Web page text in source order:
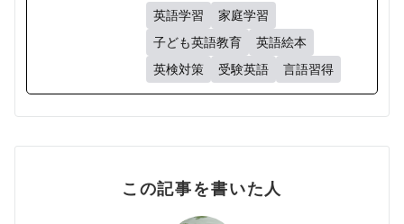
英語学習
家庭学習
子ども英語教育
英語絵本
英検対策
受験英語 言語習得
この記事を書いた人